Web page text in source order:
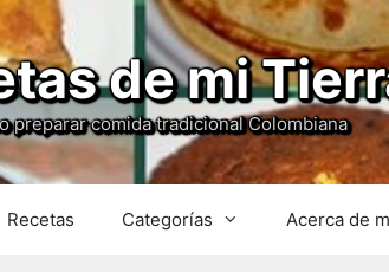
de mi
preparar comida tradicional Colombiana
Recetas Categorías Acerca de